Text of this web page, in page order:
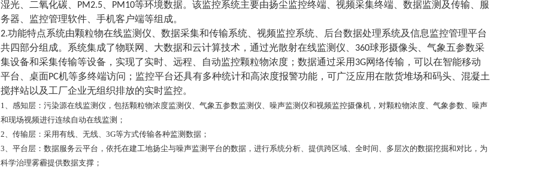
湿光、二氧化碳、PM2.5、PM10等环境数据。该监控系统主要由扬尘监控终端、视频采集终端、数据监测及传输、服
务器、监控管理软件、手机客户端等组成。
2.功能特点系统由颗粒物在线监测仪、数据采集和传输系统、视频监控系统、后台数据处理系统及信息监控管理平台
共四部分组成。系统集成了物联网、大数据和云计算技术，通过光散射在线监测仪、360球形摄像头、气象五参数采
集设备和采集传输等设备，实现了实时、远程、自动监控颗粒物浓度；数据通过采用3G网络传输，可以在智能移动
平台、桌面PC机等多终端访问；监控平台还具有多种统计和高浓度报警功能，可广泛应用在散货堆场和码头、混凝土
搅拌站以及工厂企业无组织排放的实时监控。
1、感知层：污染源在线监测仪，包括颗粒物浓度监测仪、气象五参数监测仪、噪声监测仪和视频监控摄像机，对颗粒物浓度、气象参数、噪声
和现场视频进行连续自动在线监测；
2、传输层：采用有线、无线、3G等方式传输各种监测数据；
3、平台层：数据服务云平台，依托在建工地扬尘与噪声监测平台的数据，进行系统分析、提供跨区域、全时间、多层次的数据挖掘和对比，为
科学治理雾霾提供数据支撑；